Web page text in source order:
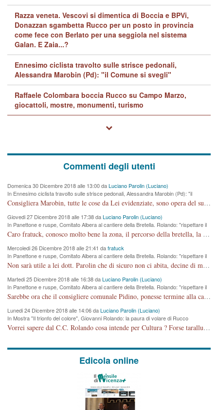
Razza veneta. Vescovi si dimentica di Boccia e BPVi,
Donazzan sgambetta Rucco per un posto in provincia
come fece con Berlato per una seggiola nel sistema
Galan. E Zaia...?
Ennesimo ciclista travolto sulle strisce pedonali,
Alessandra Marobin (Pd): "il Comune si svegli"
Raffaele Colombara boccia Rucco su Campo Marzo,
giocattoli, mostre, monumenti, turismo
Commenti degli utenti
Domenica 30 Dicembre 2018 alle 13:00 daLuciano Parolin (Luciano)
In Ennesimo ciclista travolto sulle strisce pedonali, Alessandra Marobin (Pd): "il
Comune si svegli"
Consigliera Marobin, tutte le cose da Lei evidenziate, sono opera del suo ex Assessore e compagno di Partito Antonio Marco Dalla Pozza Assessore alla "progettazione" di piste ciclabili e altre porcherie. A lui manderei il conto da saldare per incidenti e danni alle persone. E' ora che "finiamola." Avete perso rassegnatevi. qui IL SINDACO RUCCO NON C'ENTRA PER NIENTE. CAPITO!!!!!!!! Amen.
Giovedi 27 Dicembre 2018 alle 17:38 daLuciano Parolin (Luciano)
In Panettone e ruspe, Comitato Albera al cantiere della Bretella. Rolando: "rispettare il
cronoprogramma"
Caro fratuck, conosco molto bene la zona, il percorso della bretella, la situazione dei cittadini, abito in Viale Trento. A partire dal 2003 ho partecipato al Comitato di Maddalene pro bretella, e a riunioni propositive per apportare modifiche al progetto. Numerose mie foto del territorio sono arrivate a Roma, altri miei interventi (non graditi dalla Sx) sono stati pubblicati dal GdV, assieme ad altri come Ciro Asproso, ora favorevole alla bretella. Ho partecipato alla raccolta firme per la chiusura della strada x 5 giorni eseguita dal Sindaco Hullwech per sforamento 180 Micro/g. Pertanto come impegno per la tematica sono apposto con la coscienza. Ora il Progetto è partito, fine! Voglio dire che la nuova Giunta "comunale" non c'entra più. L'opera sarà "malauguratamente" eseguita, ma non con il mio placet. Il Consigliere Comunale dovrebbe capire che la campagna elettorale è finita, con buona pace di tutti. Quello che invece dovrebbe interessare è la proprietà della strada, dall'uscita autostradale Ovest, sino alla Rotatoria dell'Albara, vi sono tre possessori: Autostrade SpA; La Provincia, il Comune. Come la mettiamo per il futuro ? I costi, da 50 sono saliti a 100 milioni di € come dire 20 milioni a KM (!) da non credere. Comunque si farà. Ma nessuno canti Vittoria, anzi meglio non farne un ulteriore fatto "partitico" per questioni elettorali o di seggio. Se mi manda la sua mail, sono disponibile ad inviare i documenti e le foto sopra descritte. Con ossequi, Luciano Parolin
Mercoledi 26 Dicembre 2018 alle 21:41 dafratuck
In Panettone e ruspe, Comitato Albera al cantiere della Bretella. Rolando: "rispettare il
cronoprogramma"
Non sarà utile a lei dott. Parolin che di sicuro non ci abita, decine di migliaia di TIR, automobili e padroncini che passano quotidianamente per una strada appena rotabile, non è più possibile stendere i panni, attraversare la strada senza rischiare la morte, le case stanno crepando, i tempi sono cambiati e la bretella non passerà assolutamente per maddalene (ma cosa sta a dire?!), dia invece responsabilità a chi ha costruito tagliando la strada che doveva invece terminare a isola vicentina e non al moracchino lasciando Motta di Costabissara ancora in panne di traffico. I tempi sono cambiati dottore e se l'anagrafe della vita stagna nell'essere umano impressioni conservatrici, la società non le considera perchè va avanti, si industrializza e ha bisogno di infrastrutture e di sviluppo. Ultima considerazione, se è geloso di Rolando perchè vede in lui solo campagne politiche mentre si difendono i SOLI diritti dei cittadini, la preghiamo faccia considerazioni più appropriate. Saluti e complimenti per i suoi scritti.
Martedi 25 Dicembre 2018 alle 16:38 daLuciano Parolin (Luciano)
In Panettone e ruspe, Comitato Albera al cantiere della Bretella. Rolando: "rispettare il
cronoprogramma"
Sarebbe ora che il consigliere comunale Pidino, ponesse termine alla campagna elettorale nel territorio del suo seggio Villaggio del Sole. La tiraca è iniziata, distruggerà 6 km di prateria ovest della città, ricca di fonti e sorgenti d'acqua. I cittadini di Maddalene non avranno più Pace la notte. Molta colpa per la costruzione di questa Strada è proprio del signor Rolando,dei suoi gazebo mobili e che vuol far passare questa opera VANDALICA come progetto "utile" a chi ? Non è cosa seria sig. Rolando!
Lunedi 24 Dicembre 2018 alle 14:06 daLuciano Parolin (Luciano)
In Mostra "Il trionfo del colore", Giovanni Rolando: la paura di volare di Rucco
Vorrei sapere dal C.C. Rolando cosa intende per Cultura ? Forse tarallucci, vino e sagre, o spaghetti tricolori del PD ? Il continuo (s)parlare della mostra a Palazzo Chiericati caro consigliere DANNEGGIA FORTEMENTE l'immagine della città TUTTA e fa deviare i consensi che in RUSSIA (badi bene ex U.R.S.S.) sono ECCELLENTI. A livello artistico l'evento è di alta Valenza culturale, COMPITO di Tutta la Cittadinanza fare il possibile per propagandare l'iniziativa senza farne UN CASO PARTITICO come fa Lei da sempre. Meno Gazebo + Partecipazione! E così sia. Amen.
Edicola online